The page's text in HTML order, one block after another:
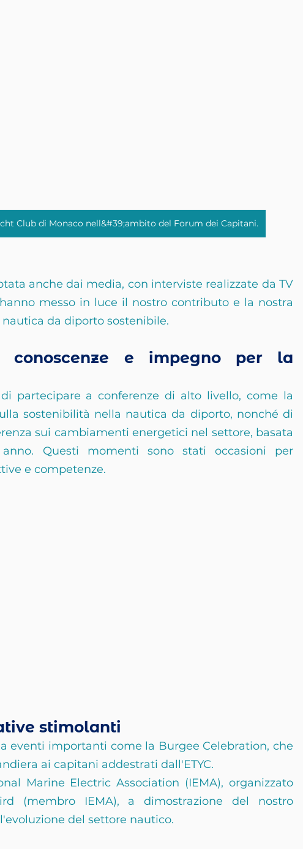
Club di Monaco nell&#39;ambito del Forum dei Capitani.
anche dai media, con interviste realizzate da TV
messo in luce il nostro contributo e la nostra
da diporto sostenibile.
conoscenze e impegno per la
partecipare a conferenze di alto livello, come la
sostenibilità nella nautica da diporto, nonché di
sui cambiamenti energetici nel settore, basata
Questi momenti sono stati occasioni per
e competenze.
stimolanti
eventi importanti come la Burgee Celebration, che
ai capitani addestrati dall'ETYC.
Marine Electric Association (IEMA), organizzato
(membro IEMA), a dimostrazione del nostro
del settore nautico.